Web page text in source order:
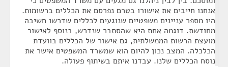
אנחנו חייבים את אישורו בטרם נפרסם את הכללים ברשומות.
היו מספר עניינים משפטיים שנוגעים לכללים שדרשו חשיבה
מחודשת. דוגמה אחת היא שהסתבר שנדרש, בנוסף לאישור
מועצת הרשות הממשלתית, גם אישור של הכללים בוועדת
הכלכלה. המצב נכון להיום הוא שמשרד המשפטים אישר את
נוסח הכללים שלנו. עבדנו איתם בשיתוף פעולה.